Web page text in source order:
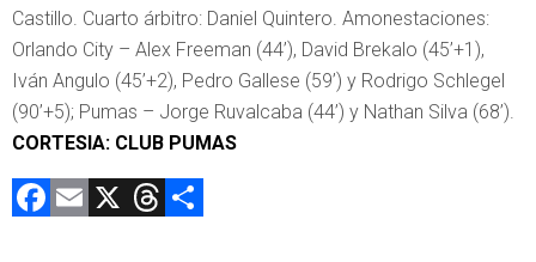
Castillo. Cuarto árbitro: Daniel Quintero. Amonestaciones:
Orlando City – Alex Freeman (44’), David Brekalo (45’+1),
Iván Angulo (45’+2), Pedro Gallese (59’) y Rodrigo Schlegel
(90’+5); Pumas – Jorge Ruvalcaba (44’) y Nathan Silva (68’).
CORTESIA: CLUB PUMAS
F E X T